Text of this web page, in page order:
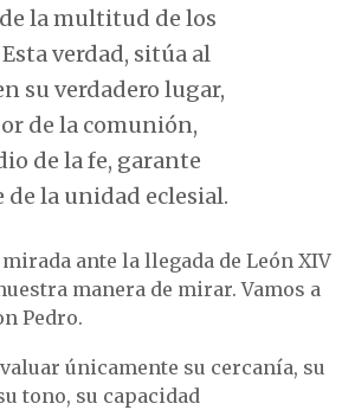
la multitud de los
verdad, sitúa al
su verdadero lugar,
de la comunión,
de la fe, garante
de la unidad eclesial.
ante la llegada de León XIV
manera de mirar. Vamos a
Pedro.
únicamente su cercanía, su
tono, su capacidad